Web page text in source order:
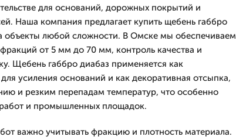
для оснований, дорожных покрытий и
Наша компания предлагает купить щебень габбро
объекты любой сложности. В Омске мы обеспечиваем
от 5 мм до 70 мм, контроль качества и
Щебень габбро диабаз применяется как
усиления оснований и как декоративная отсыпка,
и резким перепадам температур, что особенно
и промышленных площадок.
важно учитывать фракцию и плотность материала.